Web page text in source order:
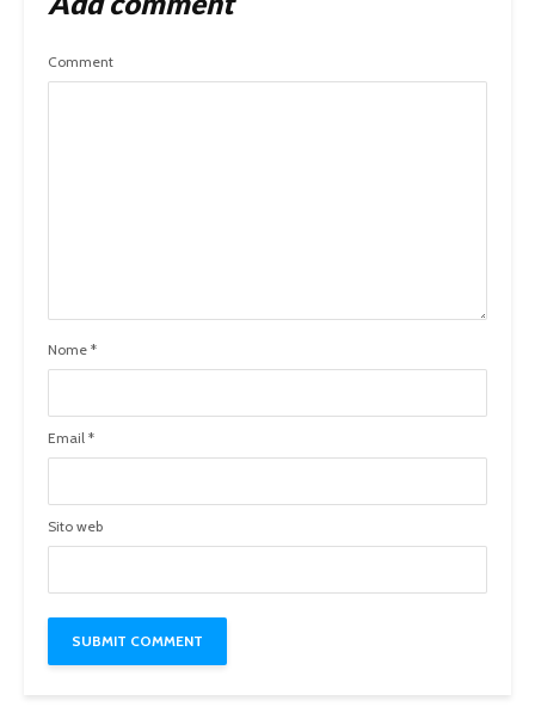
Comment
Nome *
Email *
Sito web